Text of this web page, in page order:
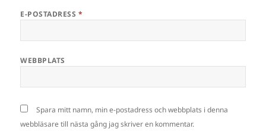
E-POSTADRESS *
WEBBPLATS
Spara mitt namn, min e-postadress och webbplats i denna
webbläsare till nästa gång jag skriver en kommentar.